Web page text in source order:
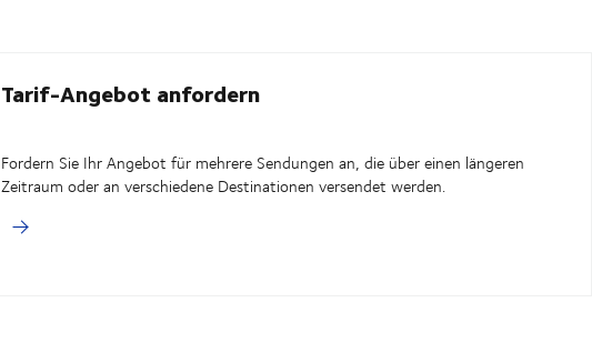
Tarif-Angebot anfordern
Fordern Sie Ihr Angebot für mehrere Sendungen an, die über einen längeren
Zeitraum oder an verschiedene Destinationen versendet werden.